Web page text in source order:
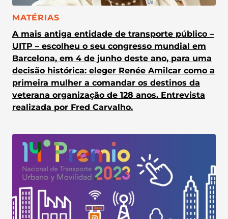
CATEGORIA:
MATÉRIAS
A mais antiga entidade de transporte público –
UITP – escolheu o seu congresso mundial em
Barcelona, em 4 de junho deste ano, para uma
decisão histórica: eleger Renée Amilcar como a
primeira mulher a comandar os destinos da
veterana organização de 128 anos. Entrevista
realizada por Fred Carvalho.